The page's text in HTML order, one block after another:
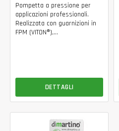
Pompetta a pressione per
applicazioni professionali.
Realizzata con guarnizioni in
FPM (VITON®),...
DETTAGLI